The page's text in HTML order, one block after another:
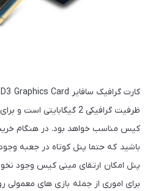
ظرفیت گرافیکی 2
کیس مناسب خواهد بود. در هنگام
باشید که حتما پنل کوتاه در جعبه
پنل امکان ارتقای مینی کیس وجود
برای اموری از جمله بازی های معمولی